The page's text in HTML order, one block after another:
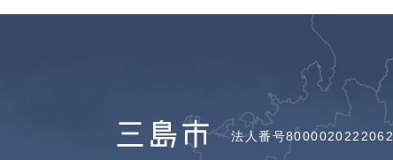
法人番号8000020222062